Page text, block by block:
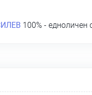
100% - едноличен